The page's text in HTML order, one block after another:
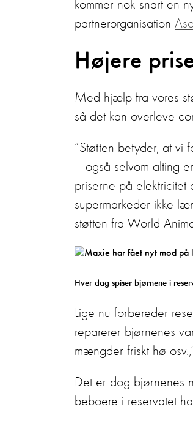
kommer nok snart en
partnerorganisation
Højere
Med hjælp fra vores
så det kan overleve
”Støtten betyder, at vi
– også selvom alting
priserne på
supermarkeder ikke
støtten fra World
Hver dag spiser bjørnene i
Lige nu forbereder
reparerer bjørnenes
mængder friskt hø
Det er dog bjørnenes
beboere i reservatet